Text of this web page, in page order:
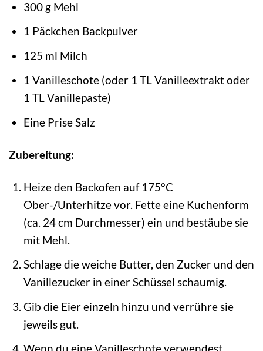
300 g Mehl
1 Päckchen Backpulver
125 ml Milch
1 Vanilleschote (oder 1 TL Vanilleextrakt oder
1 TL Vanillepaste)
Eine Prise Salz
Zubereitung:
Heize den Backofen auf 175°C
Ober-/Unterhitze vor. Fette eine Kuchenform
(ca. 24 cm Durchmesser) ein und bestäube sie
mit Mehl.
Schlage die weiche Butter, den Zucker und den
Vanillezucker in einer Schüssel schaumig.
Gib die Eier einzeln hinzu und verrühre sie
jeweils gut.